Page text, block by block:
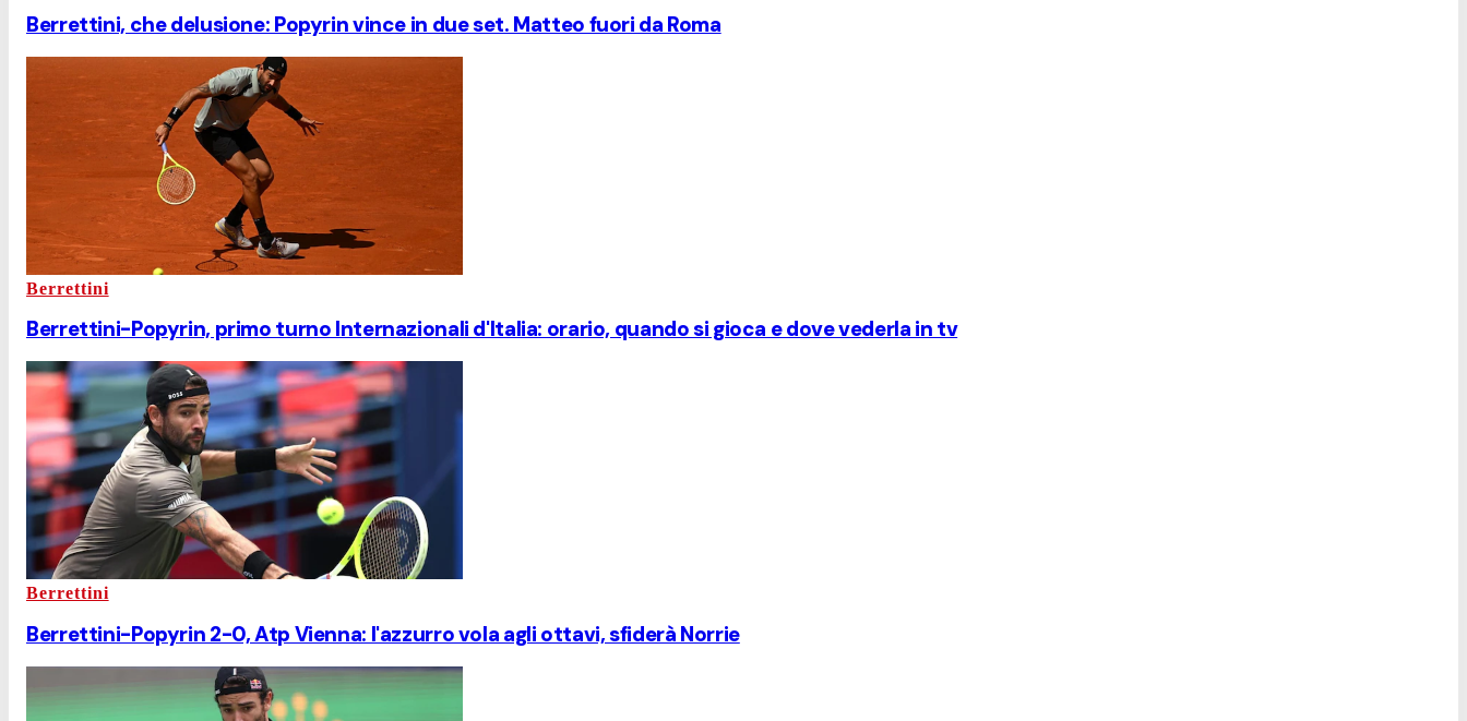
Berrettini, che delusione: Popyrin vince in due set. Matteo fuori da Roma
Berrettini
Berrettini-Popyrin, primo turno Internazionali d'Italia: orario, quando si gioca e dove vederla in tv
Berrettini
Berrettini-Popyrin 2-0, Atp Vienna: l'azzurro vola agli ottavi, sfiderà Norrie